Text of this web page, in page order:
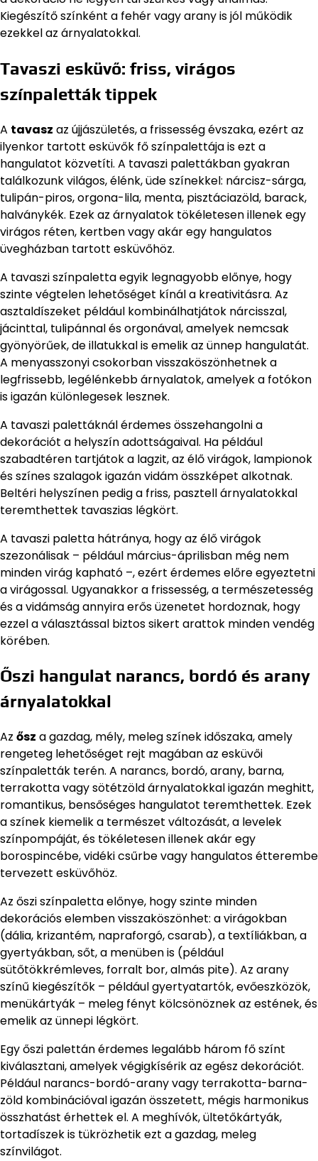
Kiegészítő színként a fehér vagy arany is jól működik
ezekkel az árnyalatokkal.
Tavaszi esküvő: friss, virágos
színpaletták tippek
A tavasz az újjászületés, a frissesség évszaka, ezért az
ilyenkor tartott esküvők fő színpalettája is ezt a
hangulatot közvetíti. A tavaszi palettákban gyakran
találkozunk világos, élénk, üde színekkel: nárcisz-sárga,
tulipán-piros, orgona-lila, menta, pisztáciazöld, barack,
halványkék. Ezek az árnyalatok tökéletesen illenek egy
virágos réten, kertben vagy akár egy hangulatos
üvegházban tartott esküvőhöz.
A tavaszi színpaletta egyik legnagyobb előnye, hogy
szinte végtelen lehetőséget kínál a kreativitásra. Az
asztaldíszeket például kombinálhatjátok nárcisszal,
jácinttal, tulipánnal és orgonával, amelyek nemcsak
gyönyörűek, de illatukkal is emelik az ünnep hangulatát.
A menyasszonyi csokorban visszaköszönhetnek a
legfrissebb, legélénkebb árnyalatok, amelyek a fotókon
is igazán különlegesek lesznek.
A tavaszi palettáknál érdemes összehangolni a
dekorációt a helyszín adottságaival. Ha például
szabadtéren tartjátok a lagzit, az élő virágok, lampionok
és színes szalagok igazán vidám összképet alkotnak.
Beltéri helyszínen pedig a friss, pasztell árnyalatokkal
teremthettek tavaszias légkört.
A tavaszi paletta hátránya, hogy az élő virágok
szezonálisak – például március-áprilisban még nem
minden virág kapható –, ezért érdemes előre egyeztetni
a virágossal. Ugyanakkor a frissesség, a természetesség
és a vidámság annyira erős üzenetet hordoznak, hogy
ezzel a választással biztos sikert arattok minden vendég
körében.
Őszi hangulat narancs, bordó és arany
árnyalatokkal
Az ősz a gazdag, mély, meleg színek időszaka, amely
rengeteg lehetőséget rejt magában az esküvői
színpaletták terén. A narancs, bordó, arany, barna,
terrakotta vagy sötétzöld árnyalatokkal igazán meghitt,
romantikus, bensőséges hangulatot teremthettek. Ezek
a színek kiemelik a természet változását, a levelek
színpompáját, és tökéletesen illenek akár egy
borospincébe, vidéki csűrbe vagy hangulatos étterembe
tervezett esküvőhöz.
Az őszi színpaletta előnye, hogy szinte minden
dekorációs elemben visszaköszönhet: a virágokban
(dália, krizantém, napraforgó, csarab), a textíliákban, a
gyertyákban, sőt, a menüben is (például
sütőtökkrémleves, forralt bor, almás pite). Az arany
színű kiegészítők – például gyertyatartók, evőeszközök,
menükártyák – meleg fényt kölcsönöznek az estének, és
emelik az ünnepi légkört.
Egy őszi palettán érdemes legalább három fő színt
kiválasztani, amelyek végigkísérik az egész dekorációt.
Például narancs-bordó-arany vagy terrakotta-barna-
zöld kombinációval igazán összetett, mégis harmonikus
összhatást érhettek el. A meghívók, ültetőkártyák,
tortadíszek is tükrözhetik ezt a gazdag, meleg
színvilágot.